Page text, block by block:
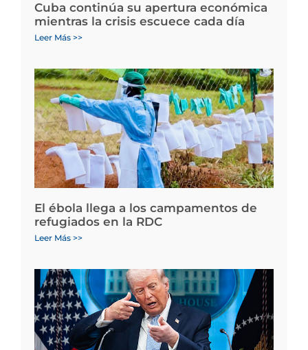
Cuba continúa su apertura económica
mientras la crisis escuece cada día
Leer Más >>
El ébola llega a los campamentos de
refugiados en la RDC
Leer Más >>